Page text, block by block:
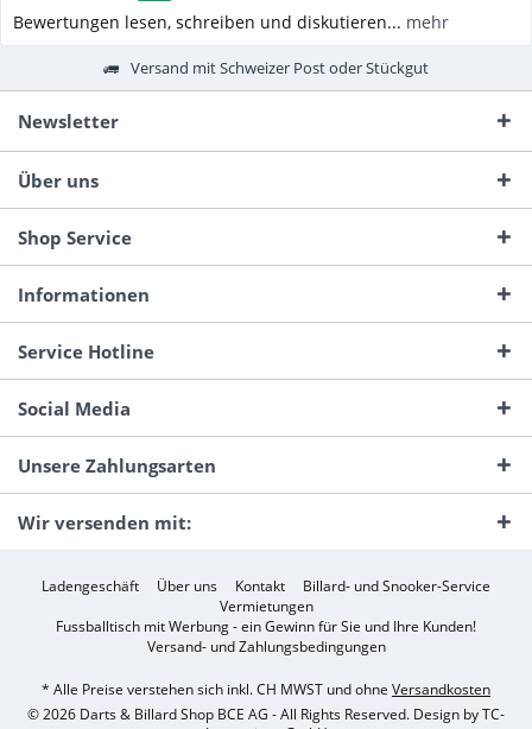
Bewertungen lesen, schreiben und diskutieren... mehr
Versand mit Schweizer Post oder Stückgut
Newsletter
Über uns
Shop Service
Informationen
Service Hotline
Social Media
Unsere Zahlungsarten
Wir versenden mit:
Ladengeschäft Über uns Kontakt
Billard- und Snooker-Service
Vermietungen
Fussballtisch mit Werbung - ein Gewinn für Sie und Ihre Kunden!
Versand- und Zahlungsbedingungen
* Alle Preise verstehen sich inkl. CH MWST und ohne Versandkosten
© 2026 Darts & Billard Shop BCE AG - All Rights Reserved. Design byTC-